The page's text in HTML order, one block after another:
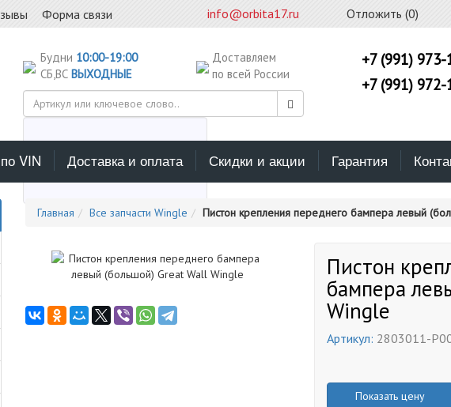
Форма связи info@orbita17.ru Отложить (0)
Будни 10:00-19:00
СБ,ВС ВЫХОДНЫЕ
Доставляем
по всей России
Выберите каталог поиска
+7 (991) 973-
+7 (991) 972-
VIN Доставка и оплата Скидки и акции Гарантия
Главная Все запчасти Wingle Пистон крепления переднего бампера левый
Пистон
бампера
Wingle
Артикул: 2803011-
Показать цену